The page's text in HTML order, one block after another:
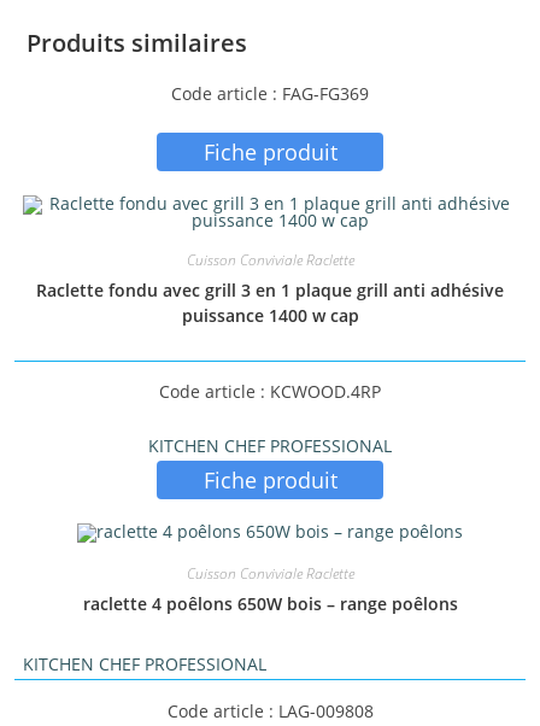
Produits similaires
Code article : FAG-FG369
Fiche produit
Cuisson Conviviale Raclette
Raclette fondu avec grill 3 en 1 plaque grill anti adhésive
puissance 1400 w cap
Code article : KCWOOD.4RP
KITCHEN CHEF PROFESSIONAL
Fiche produit
Cuisson Conviviale Raclette
raclette 4 poêlons 650W bois – range poêlons
KITCHEN CHEF PROFESSIONAL
Code article : LAG-009808